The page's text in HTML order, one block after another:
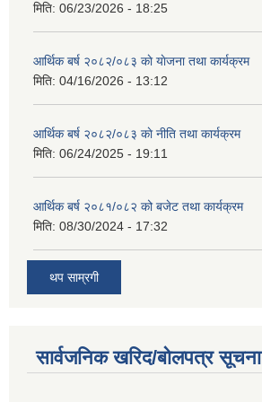
मिति: 06/23/2026 - 18:25
आर्थिक बर्ष २०८२/०८३ काे याेजना तथा कार्यक्रम
मिति: 04/16/2026 - 13:12
आर्थिक बर्ष २०८२/०८३ काे नीति तथा कार्यक्रम
मिति: 06/24/2025 - 19:11
आर्थिक बर्ष २०८१/०८२ को बजेट तथा कार्यक्रम
मिति: 08/30/2024 - 17:32
थप साम्रगी
सार्वजनिक खरिद/बोलपत्र सूचना